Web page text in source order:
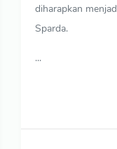
diharapkan
Sparda.
...